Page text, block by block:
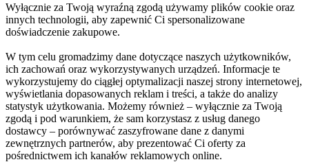
Wyłącznie za Twoją wyraźną zgodą używamy plików cookie oraz
innych technologii, aby zapewnić Ci spersonalizowane
doświadczenie zakupowe.
W tym celu gromadzimy dane dotyczące naszych użytkowników,
ich zachowań oraz wykorzystywanych urządzeń. Informacje te
wykorzystujemy do ciągłej optymalizacji naszej strony internetowej,
wyświetlania dopasowanych reklam i treści, a także do analizy
statystyk użytkowania. Możemy również – wyłącznie za Twoją
zgodą i pod warunkiem, że sam korzystasz z usług danego
dostawcy – porównywać zaszyfrowane dane z danymi
zewnętrznych partnerów, aby prezentować Ci oferty za
pośrednictwem ich kanałów reklamowych online.